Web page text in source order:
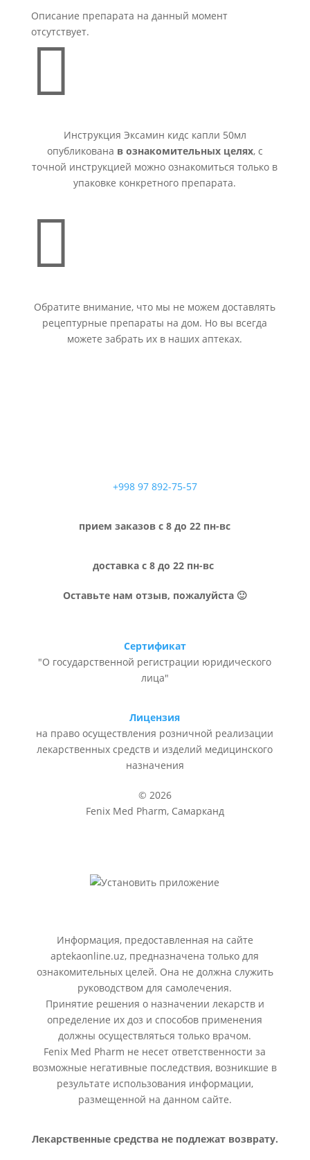
Описание препарата на данный момент
отсутствует.

Инструкция Эксамин кидс капли 50мл
опубликована в ознакомительных целях, с
точной инструкцией можно ознакомиться только в
упаковке конкретного препарата.

Обратите внимание, что мы не можем доставлять
рецептурные препараты на дом. Но вы всегда
можете забрать их в наших аптеках.
+998 97 892-75-57
прием заказов с 8 до 22 пн-вс
доставка с 8 до 22 пн-вс
Оставьте нам отзыв, пожалуйста 🙂
Сертификат
"О государственной регистрации юридического
лица"
Лицензия
на право осуществления розничной реализации
лекарственных средств и изделий медицинского
назначения
© 2026
Fenix Med Pharm, Самарканд
Информация, предоставленная на сайте
aptekaonline.uz, предназначена только для
ознакомительных целей. Она не должна служить
руководством для самолечения.
Принятие решения о назначении лекарств и
определение их доз и способов применения
должны осуществляться только врачом.
Fenix Med Pharm не несет ответственности за
возможные негативные последствия, возникшие в
результате использования информации,
размещенной на данном сайте.
Лекарственные средства не подлежат возврату.